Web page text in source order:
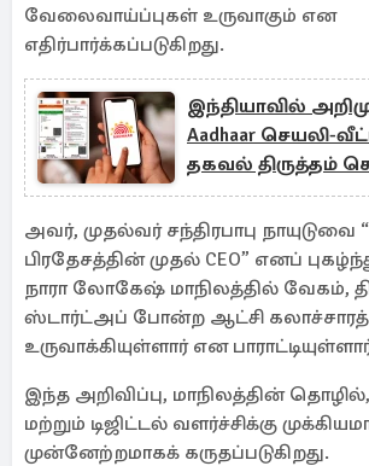
வேலைவாய்ப்புகள் உருவாகும் என
எதிர்பார்க்கப்படுகிறது.
இந்தியாவில்
Aadhaar செயலி-
தகவல் திருத்தம்
அவர், முதல்வர் சந்திரபாபு நாயுடுவை
பிரதேசத்தின் முதல் CEO” எனப்
நாரா லோகேஷ் மாநிலத்தில் வேகம்,
ஸ்டார்ட்அப் போன்ற ஆட்சி
உருவாக்கியுள்ளார் என
இந்த அறிவிப்பு, மாநிலத்தின்
மற்றும் டிஜிட்டல் வளர்ச்சிக்கு
முன்னேற்றமாகக் கருதப்படுகிறது.